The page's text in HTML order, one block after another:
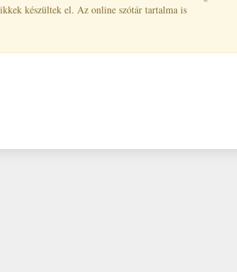
készültek el. Az online szótár tartalma is